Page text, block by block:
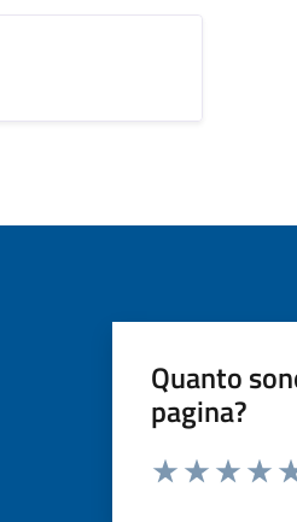
Quanto
pagina?
Valuta da 1 a 5 stelle